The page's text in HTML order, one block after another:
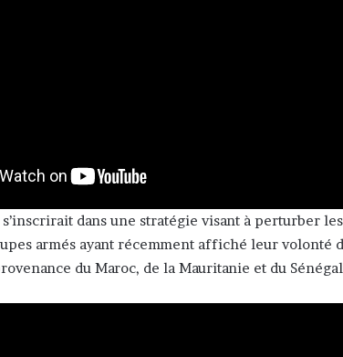
dans une stratégie visant à perturber
armés ayant récemment affiché leur
du Maroc, de la Mauritanie et du